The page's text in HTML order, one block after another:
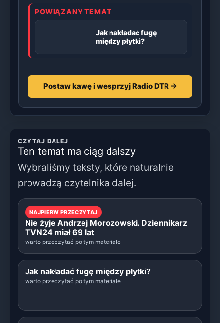
POWIĄZANY TEMAT
Jak nakładać fugę
między płytki?
Postaw kawę i wesprzyj Radio DTR →
CZYTAJ DALEJ
Ten temat ma ciąg dalszy
Wybraliśmy teksty, które naturalnie
prowadzą czytelnika dalej.
NAJPIERW PRZECZYTAJ
Nie żyje Andrzej Morozowski. Dziennikarz
TVN24 miał 69 lat
warto przeczytać po tym materiale
Jak nakładać fugę między płytki?
warto przeczytać po tym materiale